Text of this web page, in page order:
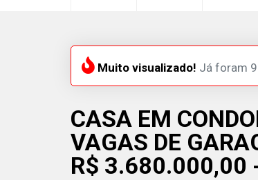
Muito visualizado! Já foram
CASA EM
VAGAS DE
R$ 3.680.000,00